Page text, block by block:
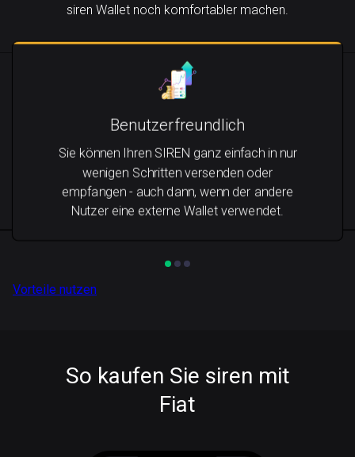
siren Wallet noch komfortabler machen.
Benutzerfreundlich
Sie können Ihren SIREN ganz einfach in nur
wenigen Schritten versenden oder
empfangen - auch dann, wenn der andere
Nutzer eine externe Wallet verwendet.
Vorteile nutzen
So kaufen Sie siren mit
Fiat